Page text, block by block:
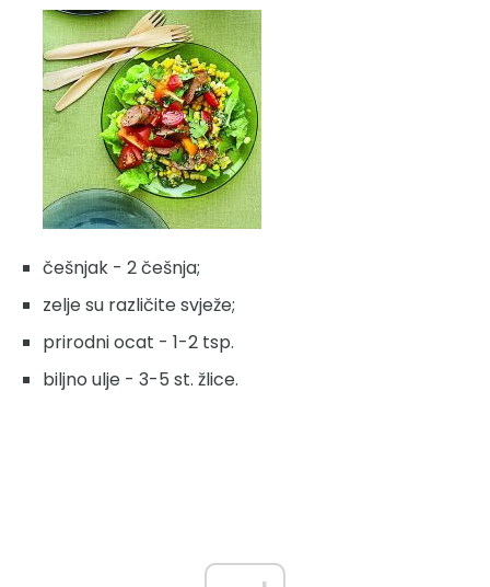
češnjak - 2 češnja;
zelje su različite svježe;
prirodni ocat - 1-2 tsp.
biljno ulje - 3-5 st. žlice.